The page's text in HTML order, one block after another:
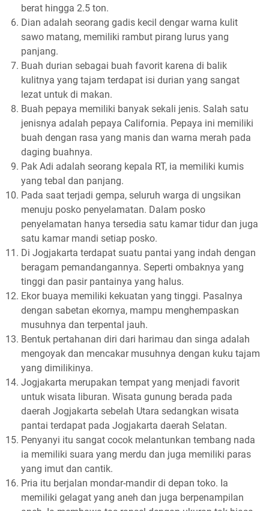
berat hingga 2.5 ton.
Dian adalah seorang gadis kecil dengar warna kulit
sawo matang, memiliki rambut pirang lurus yang
panjang.
Buah durian sebagai buah favorit karena di balik
kulitnya yang tajam terdapat isi durian yang sangat
lezat untuk di makan.
Buah pepaya memiliki banyak sekali jenis. Salah satu
jenisnya adalah pepaya California. Pepaya ini memiliki
buah dengan rasa yang manis dan warna merah pada
daging buahnya.
Pak Adi adalah seorang kepala RT, ia memiliki kumis
yang tebal dan panjang.
Pada saat terjadi gempa, seluruh warga di ungsikan
menuju posko penyelamatan. Dalam posko
penyelamatan hanya tersedia satu kamar tidur dan juga
satu kamar mandi setiap posko.
Di Jogjakarta terdapat suatu pantai yang indah dengan
beragam pemandangannya. Seperti ombaknya yang
tinggi dan pasir pantainya yang halus.
Ekor buaya memiliki kekuatan yang tinggi. Pasalnya
dengan sabetan ekornya, mampu menghempaskan
musuhnya dan terpental jauh.
Bentuk pertahanan diri dari harimau dan singa adalah
mengoyak dan mencakar musuhnya dengan kuku tajam
yang dimilikinya.
Jogjakarta merupakan tempat yang menjadi favorit
untuk wisata liburan. Wisata gunung berada pada
daerah Jogjakarta sebelah Utara sedangkan wisata
pantai terdapat pada Jogjakarta daerah Selatan.
Penyanyi itu sangat cocok melantunkan tembang nada
ia memiliki suara yang merdu dan juga memiliki paras
yang imut dan cantik.
Pria itu berjalan mondar-mandir di depan toko. Ia
memiliki gelagat yang aneh dan juga berpenampilan